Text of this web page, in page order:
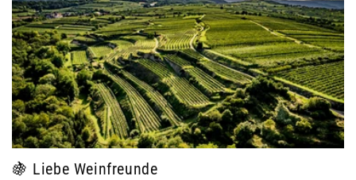
🍇 Liebe Weinfreunde